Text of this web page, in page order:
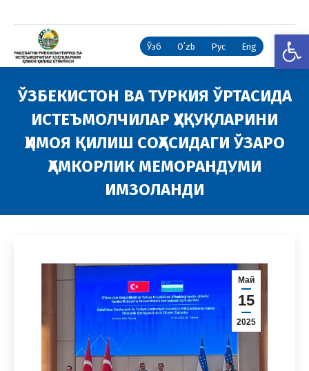
Ўзб Oʻzb Рус Eng
ЎЗБЕКИСТОН ВА ТУРКИЯ ЎРТАСИДА
ИСТЕЪМОЛЧИЛАР ҲУҚУҚЛАРИНИ
ҲИМОЯ ҚИЛИШ СОҲАСИДАГИ ЎЗАРО
ҲАМКОРЛИК МЕМОРАНДУМИ
ИМЗОЛАНДИ
Май
15
2025